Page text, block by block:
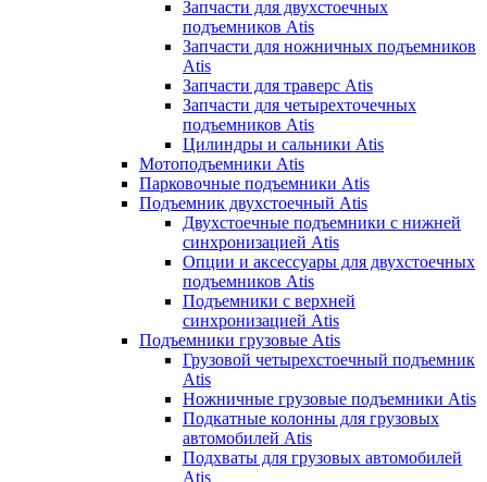
Запчасти для двухстоечных
подъемников Atis
Запчасти для ножничных подъемников
Atis
Запчасти для траверс Atis
Запчасти для четырехточечных
подъемников Atis
Цилиндры и сальники Atis
Мотоподъемники Atis
Парковочные подъемники Atis
Подъемник двухстоечный Atis
Двухстоечные подъемники с нижней
синхронизацией Atis
Опции и аксессуары для двухстоечных
подъемников Atis
Подъемники с верхней
синхронизацией Atis
Подъемники грузовые Atis
Грузовой четырехстоечный подъемник
Atis
Ножничные грузовые подъемники Atis
Подкатные колонны для грузовых
автомобилей Atis
Подхваты для грузовых автомобилей
Atis